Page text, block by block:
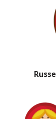
Russe